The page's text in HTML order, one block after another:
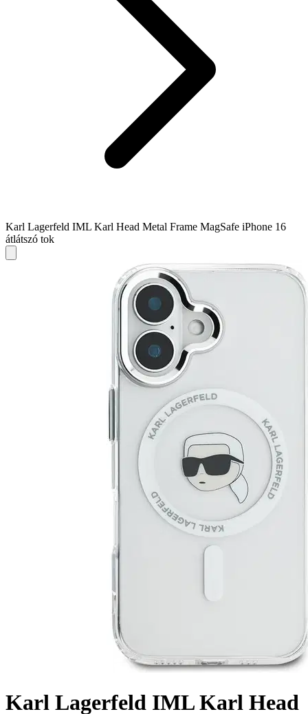
Karl Lagerfeld IML Karl Head Metal Frame MagSafe iPhone 16
átlátszó tok
Karl Lagerfeld IML Karl Head